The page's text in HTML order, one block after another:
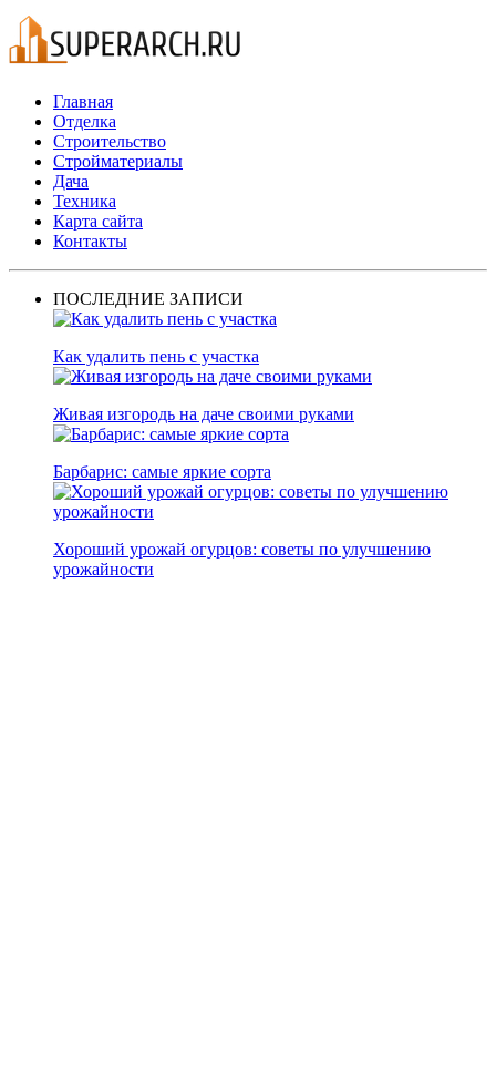
Главная
Отделка
Строительство
Стройматериалы
Дача
Техника
Карта сайта
Контакты
ПОСЛЕДНИЕ ЗАПИСИ
Как удалить пень с участка
Живая изгородь на даче своими руками
Барбарис: самые яркие сорта
Хороший урожай огурцов: советы по улучшению
урожайности